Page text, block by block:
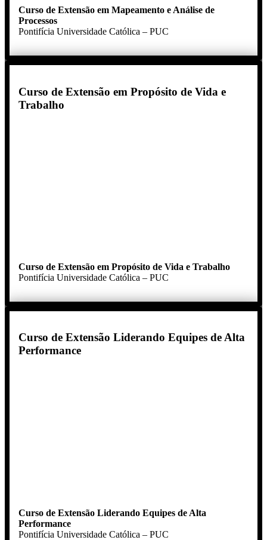
Curso de Extensão em Mapeamento e Análise de
Processos
Pontifícia Universidade Católica – PUC
Curso de Extensão em Propósito de Vida e
Trabalho
Curso de Extensão em Propósito de Vida e Trabalho
Pontifícia Universidade Católica – PUC
Curso de Extensão Liderando Equipes de Alta
Performance
Curso de Extensão Liderando Equipes de Alta
Performance
Pontifícia Universidade Católica – PUC